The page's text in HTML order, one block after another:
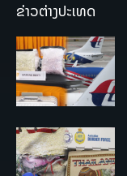
ຂ່າວຕ່າງປະເທດ